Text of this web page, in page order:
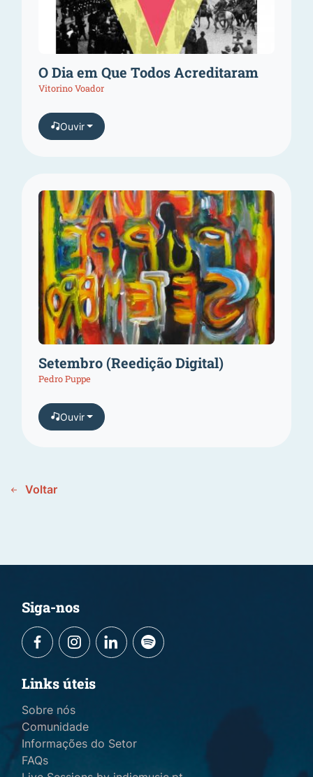
O Dia em Que Todos Acreditaram
Vitorino Voador
Ouvir
Setembro (Reedição Digital)
Pedro Puppe
Ouvir
Voltar
Siga-nos
Links úteis
Sobre nós
Comunidade
Informações do Setor
FAQs